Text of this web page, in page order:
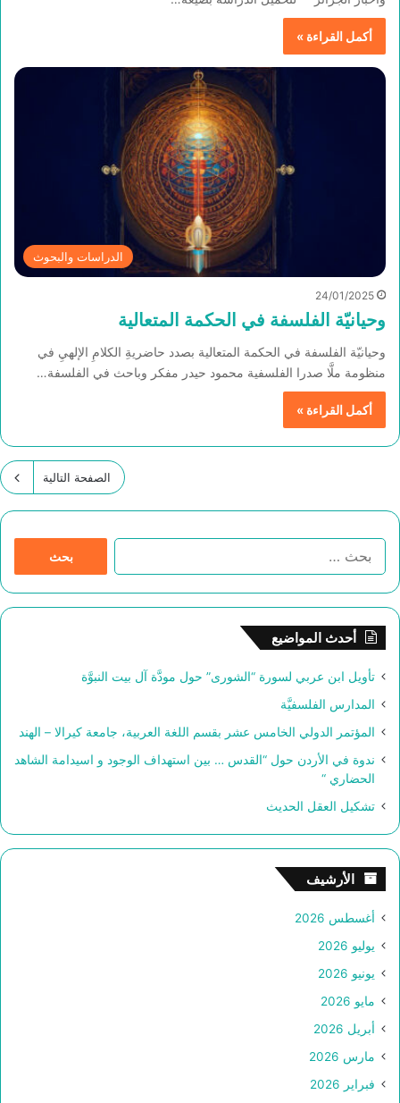
أكمل القراءة »
الدراسات والبحوث
24/01/2025
وحيانيّة الفلسفة في الحكمة المتعالية
وحيانيّة الفلسفة في الحكمة المتعالية بصدد حاضريةِ الكلامِ الإلهيِ في
منظومة ملَّا صدرا الفلسفية محمود حيدر مفكر وباحث في الفلسفة…
أكمل القراءة »
الصفحة التالية
:
أحدث المواضيع
تأويل ابن عربي لسورة “الشورى” حول مودَّة آل بيت النبوَّة
المدارس الفلسفيَّة
المؤتمر الدولي الخامس عشر بقسم اللغة العربية، جامعة كيرالا – الهند
ندوة في الأردن حول “القدس … بين استهداف الوجود و اسيدامة الشاهد
الحضاري “
تشكيل العقل الحديث
الأرشيف
أغسطس 2026
يوليو 2026
يونيو 2026
مايو 2026
أبريل 2026
مارس 2026
فبراير 2026